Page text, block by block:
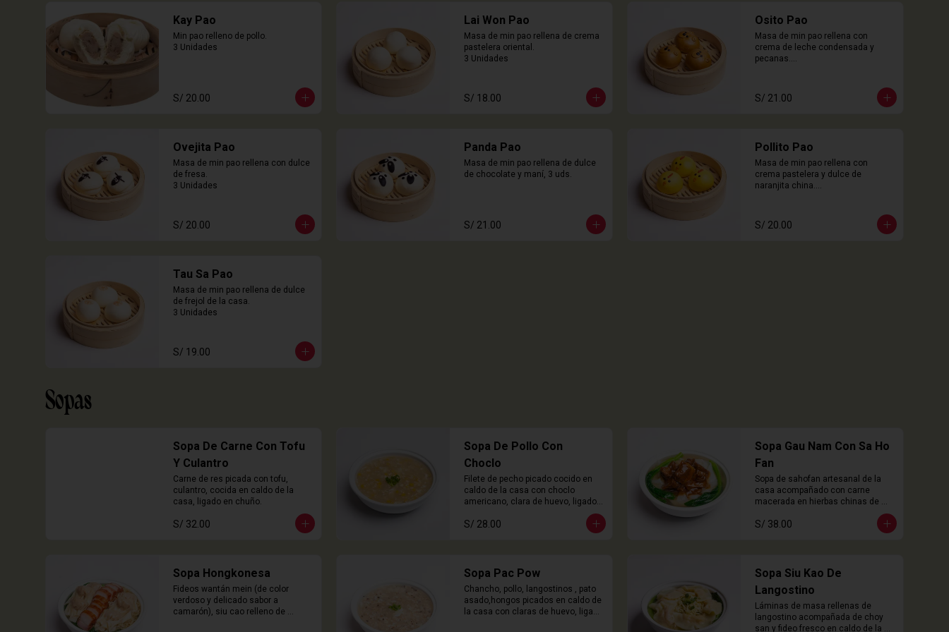
Kay Pao
Min pao relleno de pollo.
3 Unidades
S/ 20.00
Lai Won Pao
Masa de min pao rellena de crema
pastelera oriental.
3 Unidades
S/ 18.00
Osito Pao
Masa de min pao rellena con
crema de leche condensada y
pecanas.
S/ 21.00
Ovejita Pao
Masa de min pao rellena con dulce
de fresa.
3 Unidades
S/ 20.00
Panda Pao
Masa de min pao rellena de dulce
de chocolate y maní, 3 uds.
S/ 21.00
Pollito Pao
Masa de min pao rellena con
crema pastelera y dulce de
naranjita china.
S/ 20.00
Tau Sa Pao
Masa de min pao rellena de dulce
de frejol de la casa.
3 Unidades
S/ 19.00
Sopas
Sopa De Carne Con Tofu
Y Culantro
Carne de res picada con tofu,
culantro, cocida en caldo de la
casa, ligado en chuño.
S/ 32.00
Sopa De Pollo Con
Choclo
Filete de pecho picado cocido en
caldo de la casa con choclo
americano, clara de huevo, ligado
S/ 28.00
Sopa Gau Nam Con Sa Ho
Fan
Sopa de sahofan artesanal de la
casa acompañado con carne
macerada en hierbas chinas de
S/ 38.00
Sopa Hongkonesa
Fideos wantán mein (de color
verdoso y delicado sabor a
camarón), siu cao relleno de
Sopa Pac Pow
Chancho, pollo, langostinos , pato
asado,hongos picados en caldo de
la casa con claras de huevo, ligado
Sopa Siu Kao De
Langostino
Láminas de masa rellenas de
langostino acompañada de choy
san y fideo fresco en caldo de la